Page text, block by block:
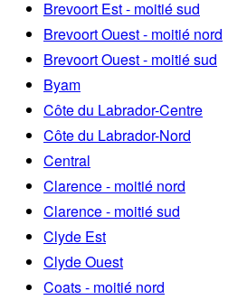
Brevoort Est - moitié sud
Brevoort Ouest - moitié nord
Brevoort Ouest - moitié sud
Byam
Côte du Labrador-Centre
Côte du Labrador-Nord
Central
Clarence - moitié nord
Clarence - moitié sud
Clyde Est
Clyde Ouest
Coats - moitié nord